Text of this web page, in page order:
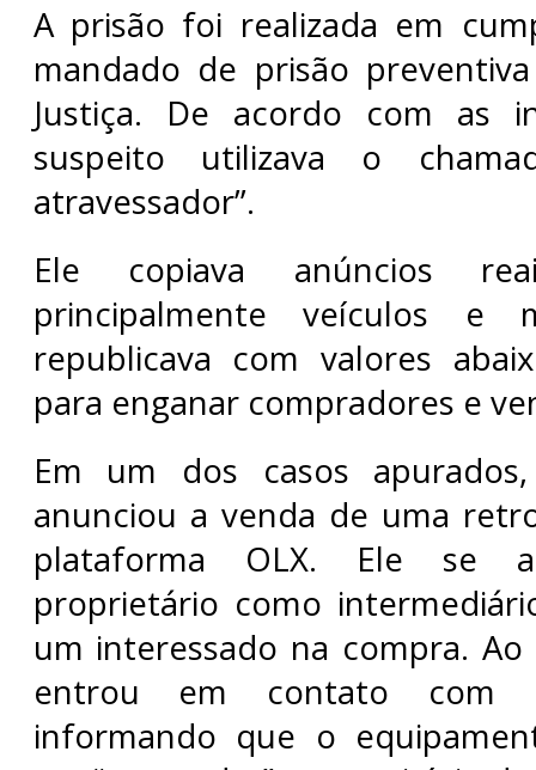
A prisão foi realizada em
mandado de prisão
Justiça. De acordo com as
suspeito utilizava o
atravessador”.
Ele copiava anúncios
principalmente veículos e
republicava com valores
para enganar compradores e
Em um dos casos
anunciou a venda de uma
plataforma OLX. Ele se
proprietário como
um interessado na compra.
entrou em contato com
informando que o